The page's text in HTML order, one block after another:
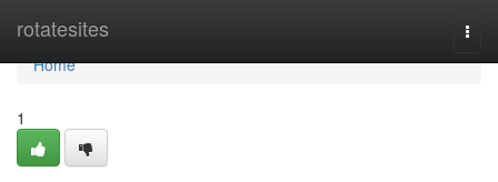
rotatesites
Home
Home
1